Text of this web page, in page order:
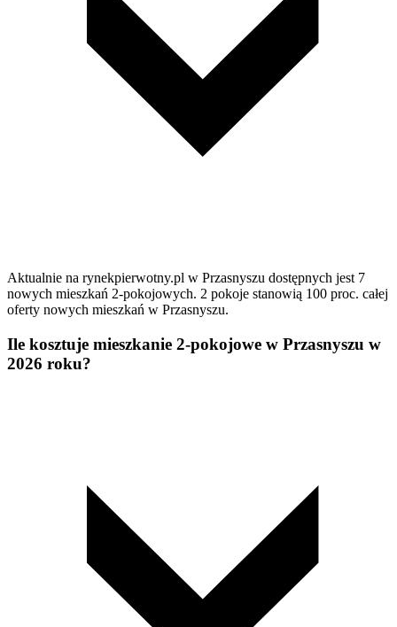
Aktualnie na rynekpierwotny.pl w Przasnyszu dostępnych jest 7
nowych mieszkań 2-pokojowych. 2 pokoje stanowią 100 proc. całej
oferty nowych mieszkań w Przasnyszu.
Ile kosztuje mieszkanie 2-pokojowe w Przasnyszu w
2026 roku?